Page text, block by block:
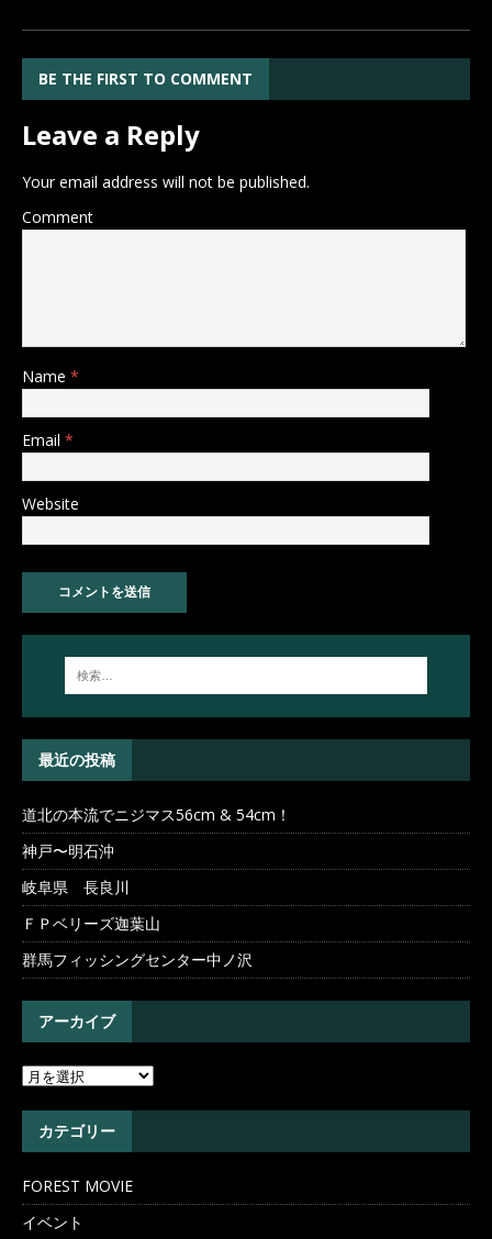
BE THE FIRST TO COMMENT
Leave a Reply
Your email address will not be published.
Comment
Name *
Email *
Website
最近の投稿
道北の本流でニジマス56cm & 54cm！
神戸〜明石沖
岐阜県 長良川
ＦＰベリーズ迦葉山
群馬フィッシングセンター中ノ沢
アーカイブ
カテゴリー
FOREST MOVIE
イベント